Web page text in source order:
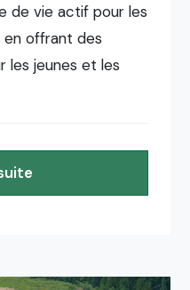
de vie actif pour les
en offrant des
les jeunes et les